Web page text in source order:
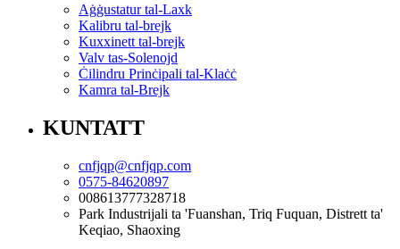
Aġġustatur tal-Laxk
Kalibru tal-brejk
Kuxxinett tal-brejk
Valv tas-Solenojd
Ċilindru Prinċipali tal-Klaċċ
Kamra tal-Brejk
KUNTATT
cnfjqp@cnfjqp.com
0575-84620897
008613777328718
Park Industrijali ta 'Fuanshan, Triq Fuquan, Distrett ta'
Keqiao, Shaoxing